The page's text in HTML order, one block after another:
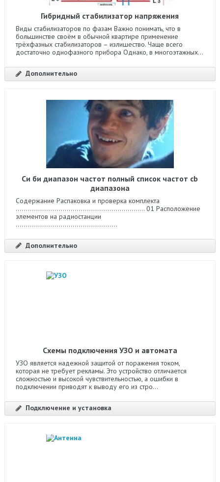
Гибридный стабилизатор напряжения
Виды стабилизаторов по фазам Важно понимать, что в
большинстве своём в обычной квартире применение
трёхфазных стабилизаторов – излишество. Чаще всего
достаточно однофазного прибора Однако, в многоэтажных...
Дополнительно
Си би диапазон частот полный список частот cb
диапазона
Содержание Распаковка и проверка комплекта
.................................................................. 01 Расположение
элементов на радиостанции
....................................................
Дополнительно
Схемы подключения УЗО и автомата
УЗО является надежной защитой от поражения током,
которая не требует рекламы. Это устройство отличается
сложностью и высокой чувствительностью, а ошибки в
подключении приводят к выводу его из стро...
Подключение и установка